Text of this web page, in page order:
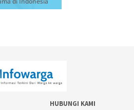
HUBUNGI KAMI